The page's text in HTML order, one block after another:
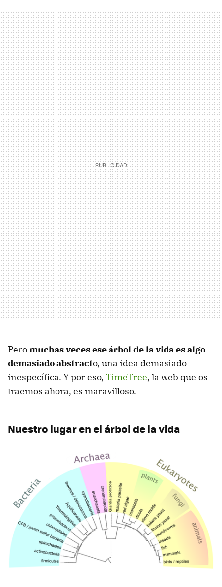
Peromuchas veces ese árbol de la vida es algo
demasiado abstracto, una idea demasiado
inespecífica. Y por eso, TimeTree, la web que os
traemos ahora, es maravilloso.
Nuestro lugar en el árbol de la vida